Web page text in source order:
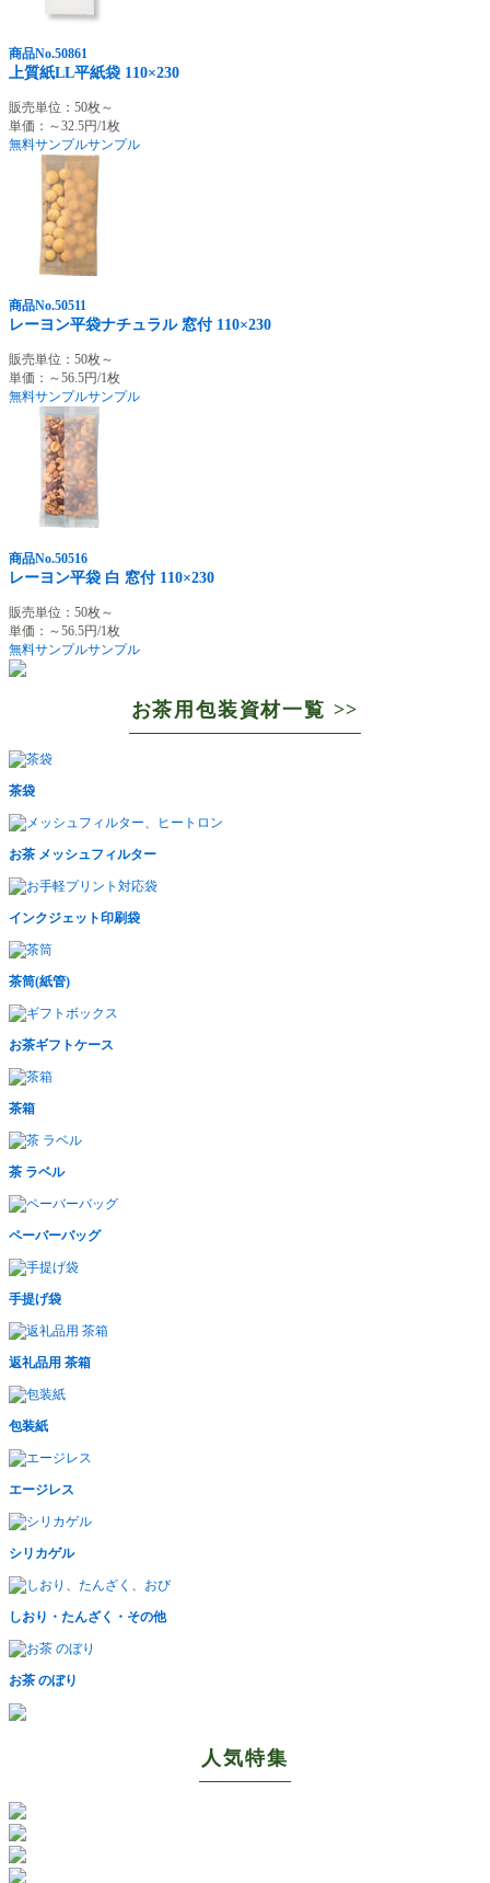
商品No.50861
上質紙LL平紙袋 110×230
販売単位：50枚～
単価：～32.5円/1枚
無料サンプルサンプル
商品No.50511
レーヨン平袋ナチュラル 窓付 110×230
販売単位：50枚～
単価：～56.5円/1枚
無料サンプルサンプル
商品No.50516
レーヨン平袋 白 窓付 110×230
販売単位：50枚～
単価：～56.5円/1枚
無料サンプルサンプル
お茶用包装資材一覧 >>
茶袋
お茶 メッシュフィルター
インクジェット印刷袋
茶筒(紙管)
お茶ギフトケース
茶箱
茶 ラベル
ペーバーバッグ
手提げ袋
返礼品用 茶箱
包装紙
エージレス
シリカゲル
しおり・たんざく・その他
お茶 のぼり
人気特集